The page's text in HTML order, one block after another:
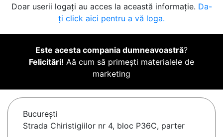
Doar userii logați au acces la această informație. Da-
ți click aici pentru a vă loga.
Este acesta compania dumneavoastră?
Felicitări! Aă cum să primești materialele de
marketing
Bucureşti
Strada Chiristigiilor nr 4, bloc P36C, parter